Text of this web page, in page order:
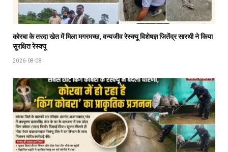
कोरबा के तरदा खेत में मिला मगरमच्छ, वन्यजीव रेस्क्यू विशेषज्ञ जितेंद्र सारथी ने किया
सुरक्षित रेस्क्यू
2026-08-08